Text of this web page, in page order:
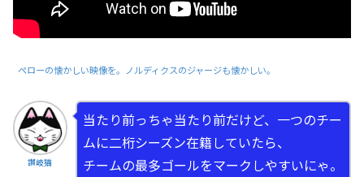
ペローの懐かしい映像を。ノルディクスのジャージも懐かしい。
讃岐猫
当たり前っちゃ当たり前だけど、一つのチー
ムに二桁シーズン在籍していたら、
チームの最多ゴールをマークしやすいにゃ。